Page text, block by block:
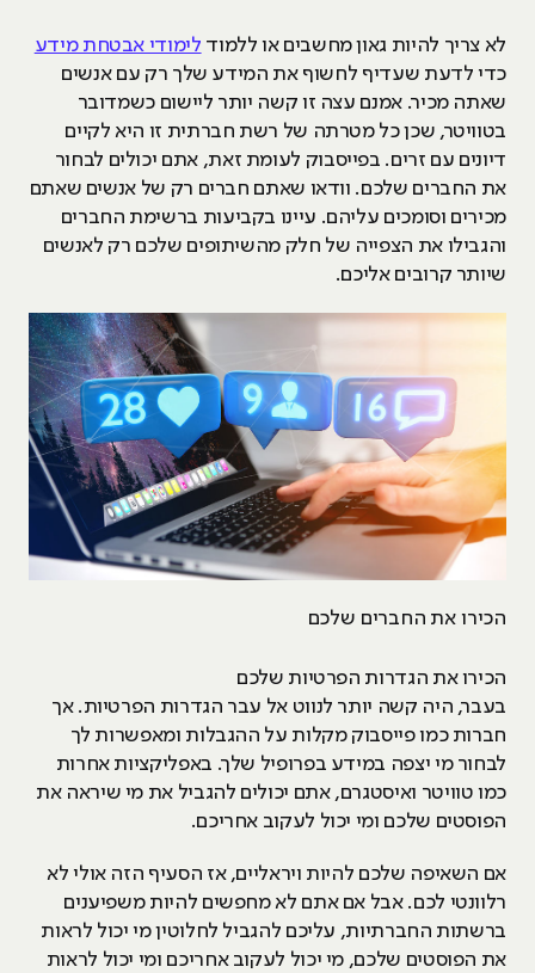
לא צריך להיות גאון מחשבים או ללמוד לימודי אבטחת מידע
כדי לדעת שעדיף לחשוף את המידע שלך רק עם אנשים
שאתה מכיר. אמנם עצה זו קשה יותר ליישום כשמדובר
בטוויטר, שכן כל מטרתה של רשת חברתית זו היא לקיים
דיונים עם זרים. בפייסבוק לעומת זאת, אתם יכולים לבחור
את החברים שלכם. וודאו שאתם חברים רק של אנשים שאתם
מכירים וסומכים עליהם. עיינו בקביעות ברשימת החברים
והגבילו את הצפייה של חלק מהשיתופים שלכם רק לאנשים
שיותר קרובים אליכם.
הכירו את החברים שלכם
הכירו את הגדרות הפרטיות שלכם
בעבר, היה קשה יותר לנווט אל עבר הגדרות הפרטיות. אך
חברות כמו פייסבוק מקלות על ההגבלות ומאפשרות לך
לבחור מי יצפה במידע בפרופיל שלך. באפליקציות אחרות
כמו טוויטר ואיסטגרם, אתם יכולים להגביל את מי שיראה את
הפוסטים שלכם ומי יכול לעקוב אחריכם.
אם השאיפה שלכם להיות ויראליים, אז הסעיף הזה אולי לא
רלוונטי לכם. אבל אם אתם לא מחפשים להיות משפיענים
ברשתות החברתיות, עליכם להגביל לחלוטין מי יכול לראות
את הפוסטים שלכם, מי יכול לעקוב אחריכם ומי יכול לראות